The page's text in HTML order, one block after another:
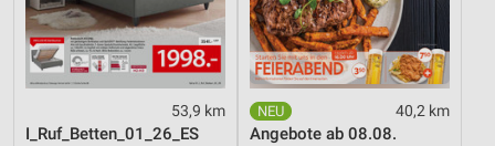
53,9 km
I_Ruf_Betten_01_26_ES
40,2 km
Angebote ab 08.08.